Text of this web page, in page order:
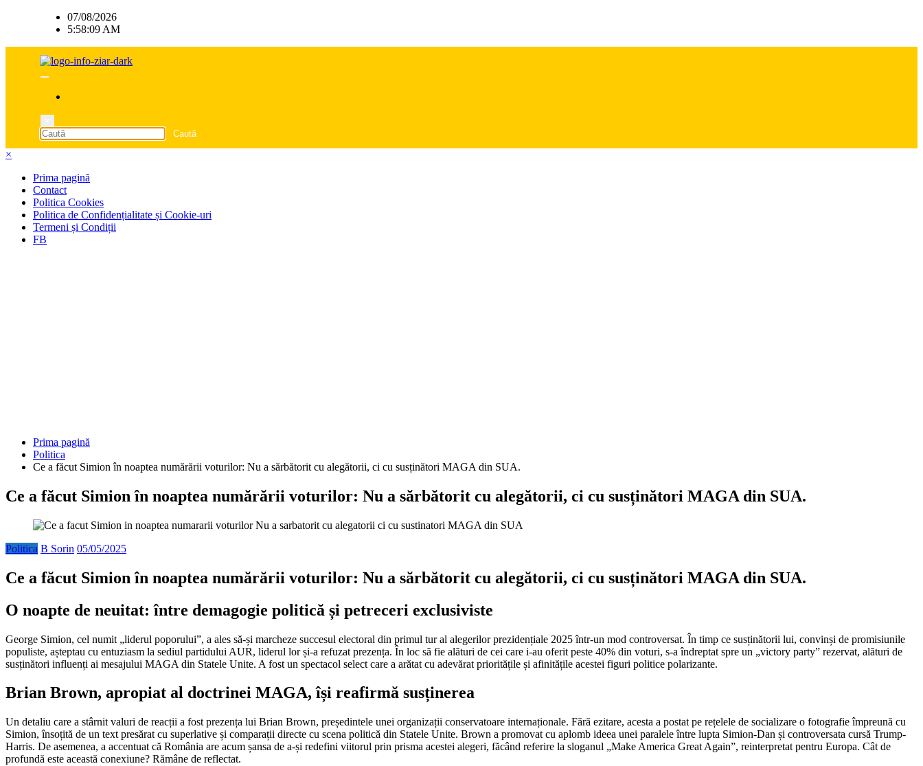
07/08/2026
5:58:09 AM
×
Prima pagină
Contact
Politica Cookies
Politica de Confidențialitate și Cookie-uri
Termeni și Condiții
FB
Prima pagină
Politica
Ce a făcut Simion în noaptea numărării voturilor: Nu a sărbătorit cu alegătorii, ci cu susținători MAGA din SUA.
Ce a făcut Simion în noaptea numărării voturilor: Nu a sărbătorit cu alegătorii, ci cu susținători MAGA din SUA.
Politica B Sorin 05/05/2025
Ce a făcut Simion în noaptea numărării voturilor: Nu a sărbătorit cu alegătorii, ci cu susținători MAGA din SUA.
O noapte de neuitat: între demagogie politică și petreceri exclusiviste
George Simion, cel numit „liderul poporului”, a ales să-și marcheze succesul electoral din primul tur al alegerilor prezidențiale 2025 într-un mod controversat. În timp ce susținătorii lui, convinși de promisiunile
populiste, așteptau cu entuziasm la sediul partidului AUR, liderul lor și-a refuzat prezența. În loc să fie alături de cei care i-au oferit peste 40% din voturi, s-a îndreptat spre un „victory party” rezervat, alături de
susținători influenți ai mesajului MAGA din Statele Unite. A fost un spectacol select care a arătat cu adevărat prioritățile și afinitățile acestei figuri politice polarizante.
Brian Brown, apropiat al doctrinei MAGA, își reafirmă susținerea
Un detaliu care a stârnit valuri de reacții a fost prezența lui Brian Brown, președintele unei organizații conservatoare internaționale. Fără ezitare, acesta a postat pe rețelele de socializare o fotografie împreună cu
Simion, însoțită de un text presărat cu superlative și comparații directe cu scena politică din Statele Unite. Brown a promovat cu aplomb ideea unei paralele între lupta Simion-Dan și controversata cursă Trump-
Harris. De asemenea, a accentuat că România are acum șansa de a-și redefini viitorul prin prisma acestei alegeri, făcând referire la sloganul „Make America Great Again”, reinterpretat pentru Europa. Cât de
profundă este această conexiune? Rămâne de reflectat.